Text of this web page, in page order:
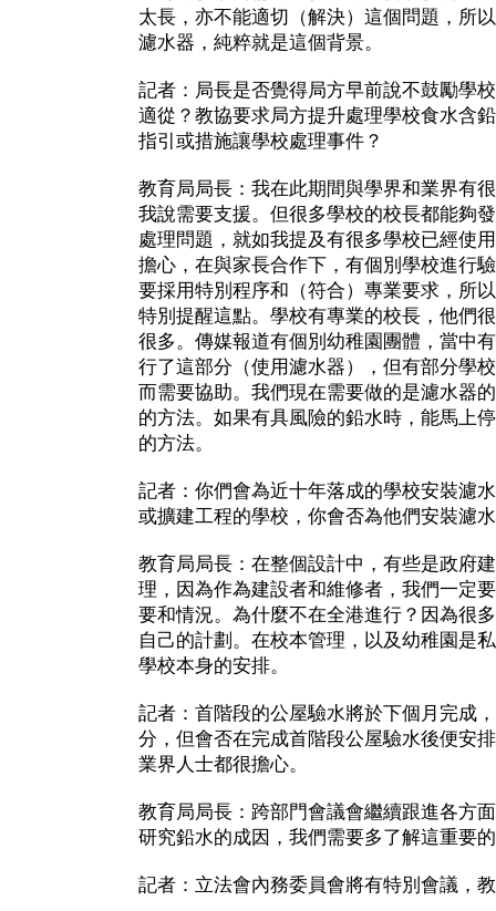
太長，亦不能適切（解決）這個問題，所
濾水器，純粹就是這個背景。
記者：局長是否覺得局方早前說不鼓勵學
適從？教協要求局方提升處理學校食水含
指引或措施讓學校處理事件？
教育局局長：我在此期間與學界和業界有
我說需要支援。但很多學校的校長都能夠
處理問題，就如我提及有很多學校已經使
擔心，在與家長合作下，有個別學校進行
要採用特別程序和（符合）專業要求，所
特別提醒這點。學校有專業的校長，他們
很多。傳媒報道有個別幼稚園團體，當中
行了這部分（使用濾水器），但有部分學
而需要協助。我們現在需要做的是濾水器
的方法。如果有具風險的鉛水時，能馬上
的方法。
記者：你們會為近十年落成的學校安裝濾
或擴建工程的學校，你會否為他們安裝濾
教育局局長：在整個設計中，有些是政府
理，因為作為建設者和維修者，我們一定
要和情況。為什麼不在全港進行？因為很
自己的計劃。在校本管理，以及幼稚園是
學校本身的安排。
記者：首階段的公屋驗水將於下個月完成
分，但會否在完成首階段公屋驗水後便安
業界人士都很擔心。
教育局局長：跨部門會議會繼續跟進各方
研究鉛水的成因，我們需要多了解這重要
記者：立法會內務委員會將有特別會議，